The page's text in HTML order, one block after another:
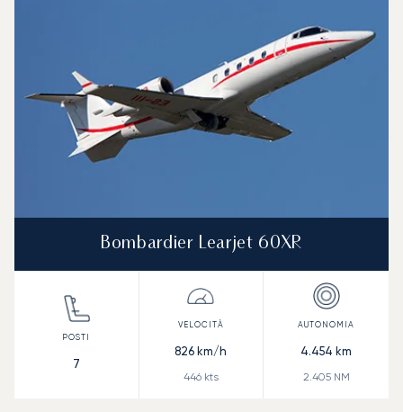
Bombardier Learjet 60XR
7
826 km/h
446kts
4.454 km
2.405NM